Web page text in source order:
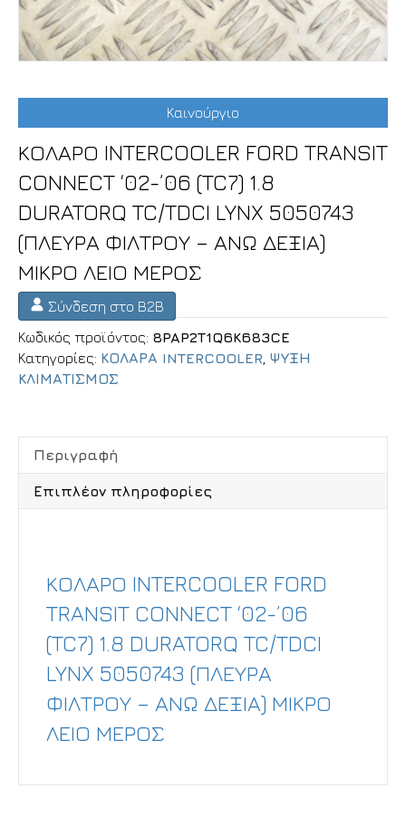
Καινούργιο
ΚΟΛΑΡΟ INTERCOOLER FORD TRANSIT
CONNECT ‘02-’06 (TC7) 1.8
DURATORQ TC/TDCI LYNX 5050743
(ΠΛΕΥΡΑ ΦΙΛΤΡΟΥ – ΑΝΩ ΔΕΞΙΑ)
ΜΙΚΡΟ ΛΕΙΟ ΜΕΡΟΣ
Σύνδεση στο B2B
Κωδικός προϊόντος: 8PAP2T1Q6K683CE
Κατηγορίες: ΚΟΛΑΡΑ INTERCOOLER ΨΥΞΗ
ΚΛΙΜΑΤΙΣΜΟΣ
Περιγραφή
Επιπλέον πληροφορίες
ΚΟΛΑΡΟ INTERCOOLER FORD
TRANSIT CONNECT ‘02-’06
(TC7) 1.8 DURATORQ TC/TDCI
LYNX 5050743 (ΠΛΕΥΡΑ
ΦΙΛΤΡΟΥ – ΑΝΩ ΔΕΞΙΑ) ΜΙΚΡΟ
ΛΕΙΟ ΜΕΡΟΣ